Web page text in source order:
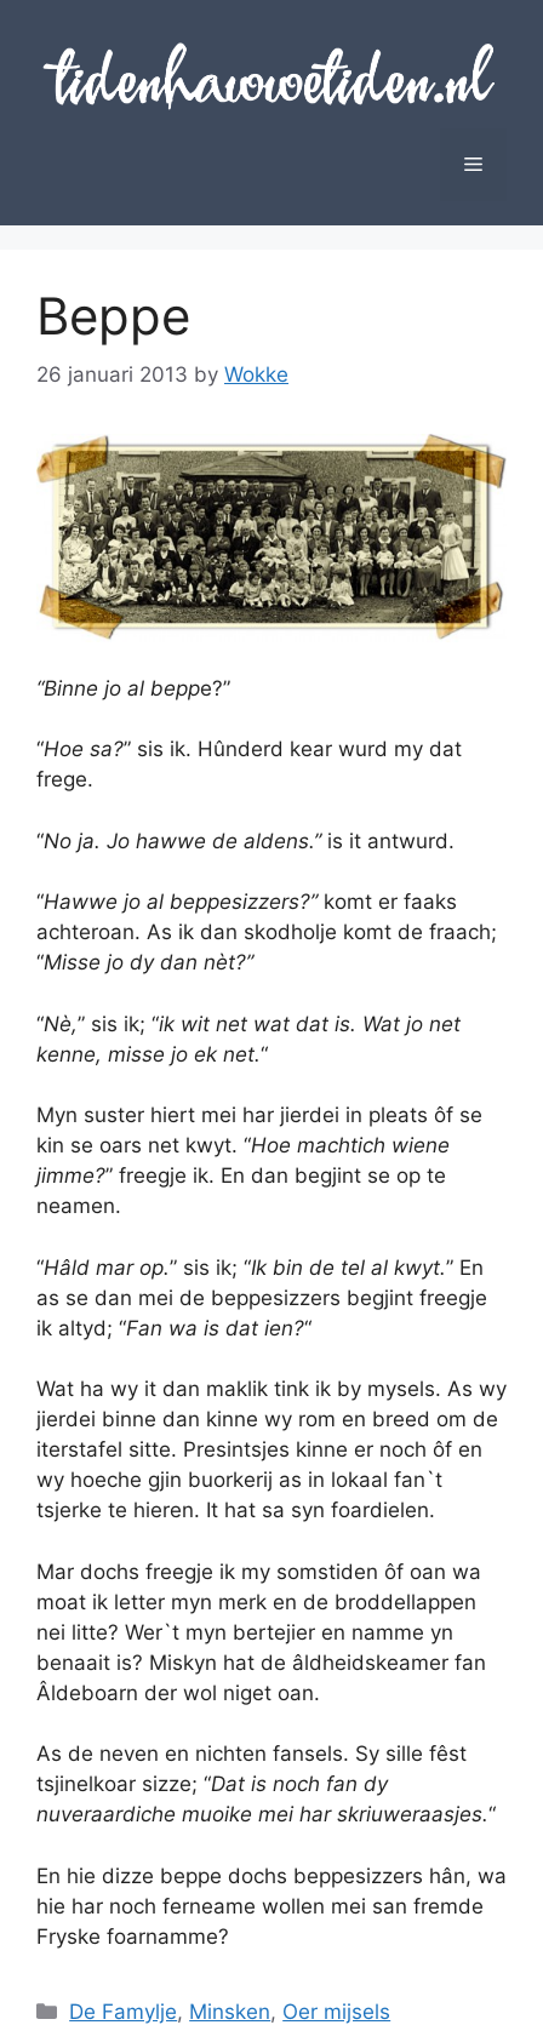
content
Menu
Beppe
26 januari 2013 by Wokke
“Binne jo al beppe?”
“Hoe sa?” sis ik. Hûnderd kear wurd my dat
frege.
“No ja. Jo hawwe de aldens.”is it antwurd.
“Hawwe jo al beppesizzers?” komt er faaks
achteroan. As ik dan skodholje komt de fraach;
“Misse jo dy dan nèt?”
“Nè,” sis ik; “ik wit net wat dat is. Wat jo net
kenne, misse jo ek net.“
Myn suster hiert mei har jierdei in pleats ôf se
kin se oars net kwyt. “Hoe machtich wiene
jimme?” freegje ik. En dan begjint se op te
neamen.
“Hâld mar op.” sis ik; “Ik bin de tel al kwyt.” En
as se dan mei de beppesizzers begjint freegje
ik altyd; “Fan wa is dat ien?“
Wat ha wy it dan maklik tink ik by mysels. As wy
jierdei binne dan kinne wy rom en breed om de
iterstafel sitte. Presintsjes kinne er noch ôf en
wy hoeche gjin buorkerij as in lokaal fan`t
tsjerke te hieren. It hat sa syn foardielen.
Mar dochs freegje ik my somstiden ôf oan wa
moat ik letter myn merk en de broddellappen
nei litte? Wer`t myn bertejier en namme yn
benaait is? Miskyn hat de âldheidskeamer fan
Âldeboarn der wol niget oan.
As de neven en nichten fansels. Sy sille fêst
tsjinelkoar sizze; “Dat is noch fan dy
nuveraardiche muoike mei har skriuweraasjes.“
En hie dizze beppe dochs beppesizzers hân, wa
hie har noch ferneame wollen mei san fremde
Fryske foarnamme?
Categories
De Famylje, Minsken, Oer mijsels